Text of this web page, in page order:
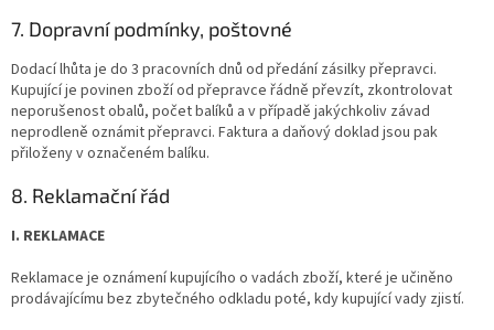
7. Dopravní podmínky, poštovné
Dodací lhůta je do 3 pracovních dnů od předání zásilky přepravci.
Kupující je povinen zboží od přepravce řádně převzít, zkontrolovat
neporušenost obalů, počet balíků a v případě jakýchkoliv závad
neprodleně oznámit přepravci. Faktura a daňový doklad jsou pak
přiloženy v označeném balíku.
8. Reklamační řád
I. REKLAMACE
Reklamace je oznámení kupujícího o vadách zboží, které je učiněno
prodávajícímu bez zbytečného odkladu poté, kdy kupující vady zjistí.